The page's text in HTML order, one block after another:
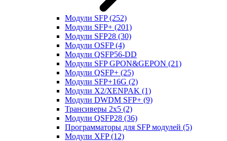
Модули SFP(252)
Модули SFP+ (201)
Модули SFP28 (30)
Модули OSFP(4)
Модули QSFP56-DD
Модули SFP GPON&GEPON (21)
Модули QSFP+ (25)
Модули SFP+16G (2)
Модули X2/XENPAK (1)
Модули DWDM SFP+ (9)
Трансиверы 2x5 (2)
Модули QSFP28 (36)
Программаторы для SFP модулей (5)
Модули XFP(12)